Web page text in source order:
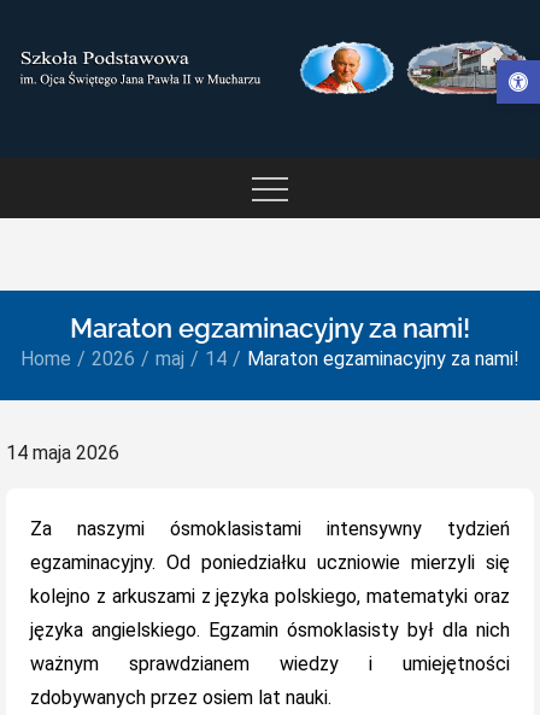
Otwórz pasek narzędzi
content
OJCA ŚWIĘTEGO JANA
Maraton egzaminacyjny za nami!
Home 2026 maj 14 Maraton egzaminacyjny za nami!
Posted
14 maja 2026
Za naszymi ósmoklasistami intensywny tydzień
egzaminacyjny. Od poniedziałku uczniowie mierzyli się
kolejno z arkuszami z języka polskiego, matematyki oraz
języka angielskiego. Egzamin ósmoklasisty był dla nich
ważnym sprawdzianem wiedzy i umiejętności
zdobywanych przez osiem lat nauki.